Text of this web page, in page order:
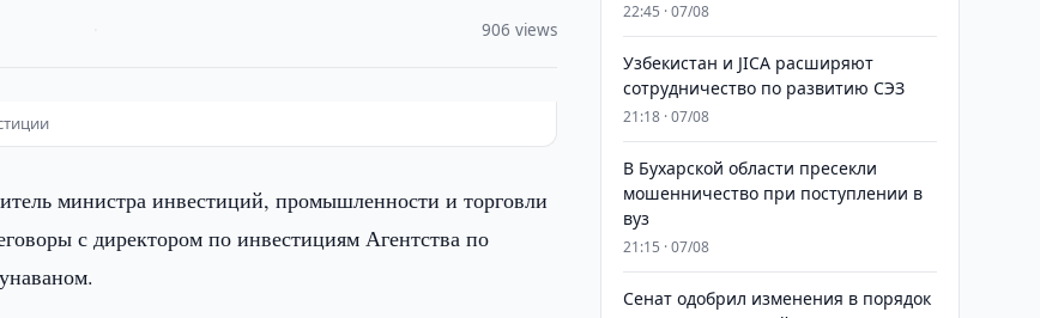
906 views
министра инвестиций, промышленности и торговли
с директором по инвестициям Агентства по
22:45 · 07/08
Узбекистан и JICA расширяют
сотрудничество по развитию СЭЗ
21:18 · 07/08
В Бухарской области пресекли
мошенничество при поступлении в
вуз
21:15 · 07/08
Сенат одобрил изменения в порядок